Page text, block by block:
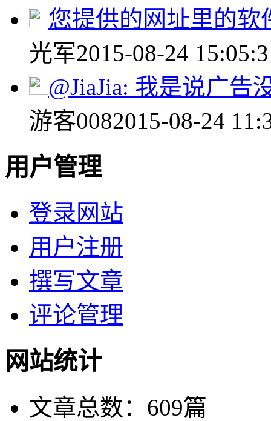
您提供的网址里的软
光军2015-08-24
@JiaJia: 我是说广告
游客0082015-08-24
用户管理
登录网站
用户注册
撰写文章
评论管理
网站统计
文章总数：609篇